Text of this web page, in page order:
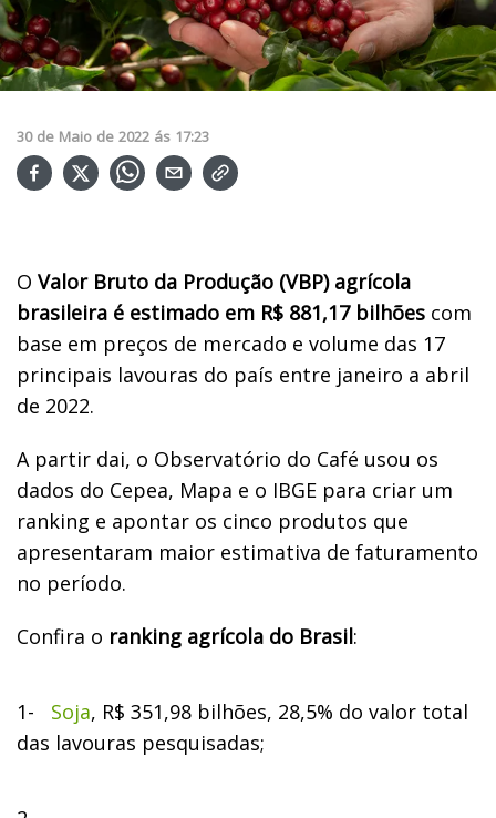
30 de Maio de 2022 ás 17:23
O Valor Bruto da Produção (VBP) agrícola
brasileira é estimado em R$ 881,17 bilhões com
base em preços de mercado e volume das 17
principais lavouras do país entre janeiro a abril
de 2022.
A partir dai, o Observatório do Café usou os
dados do Cepea, Mapa e o IBGE para criar um
ranking e apontar os cinco produtos que
apresentaram maior estimativa de faturamento
no período.
Confira o ranking agrícola do Brasil:
1- Soja, R$ 351,98 bilhões, 28,5% do valor total
das lavouras pesquisadas;